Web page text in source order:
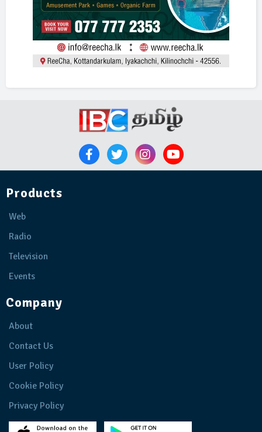
Products
Web
Radio
Television
Events
Company
About
Contact Us
User Policy
Cookie Policy
Privacy Policy